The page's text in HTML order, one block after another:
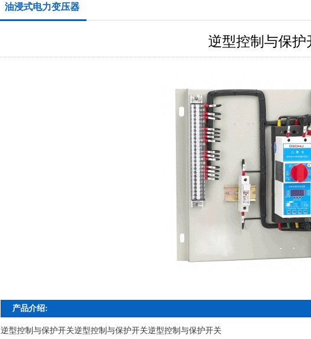
油浸式电力变压器
逆型控制与保护
产品介绍:
逆型控制与保护开关逆型控制与保护开关逆型控制与保护开关